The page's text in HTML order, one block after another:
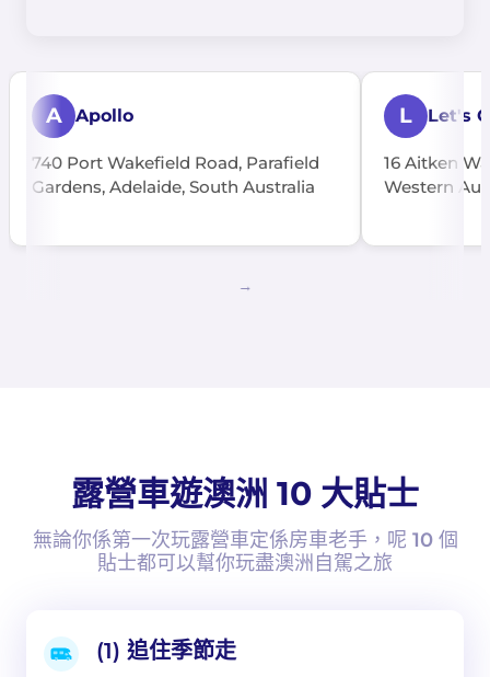
A Apollo
740 Port Wakefield Road, Parafield
Gardens, Adelaide, South Australia
L Let's
16 Aitken
Western
露營車遊澳洲 10 大貼士
無論你係第一次玩露營車定係房車老手，呢 10 個
貼士都可以幫你玩盡澳洲自駕之旅
(1) 追住季節走